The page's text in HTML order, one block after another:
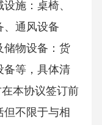
施：桌椅、
、通风设备
储物设备：货
备等，具体清
本协议签订前
不限于与相